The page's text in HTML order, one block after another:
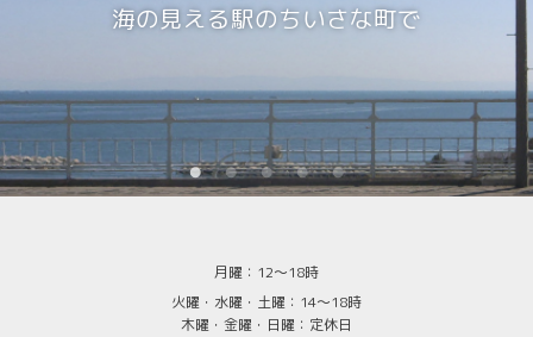
海の見える駅のちいさな町で
月曜：12～18時
火曜・水曜・土曜：14～18時
木曜・金曜・日曜：定休日